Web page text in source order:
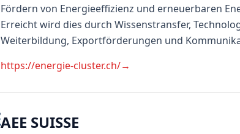
Fördern von Energieeffizienz und erneuerbaren
Erreicht wird dies durch Wissenstransfer,
Weiterbildung, Exportförderungen und
https://energie-cluster.ch/→
AEE SUISSE